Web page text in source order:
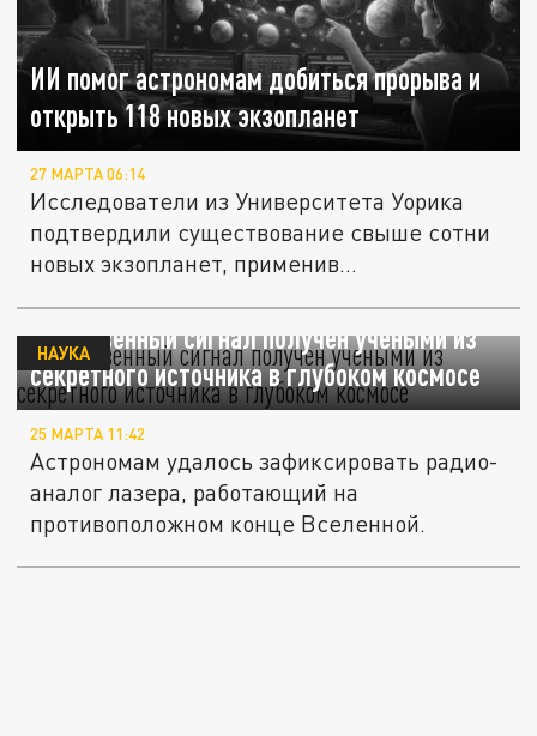
ИИ помог астрономам добиться прорыва и
открыть 118 новых экзопланет
27 МАРТА 06:14
Исследователи из Университета Уорика
подтвердили существование свыше сотни
новых экзопланет, применив...
Таинственный сигнал получен учеными из
секретного источника в глубоком космосе
НАУКА
25 МАРТА 11:42
Астрономам удалось зафиксировать радио-
аналог лазера, работающий на
противоположном конце Вселенной.